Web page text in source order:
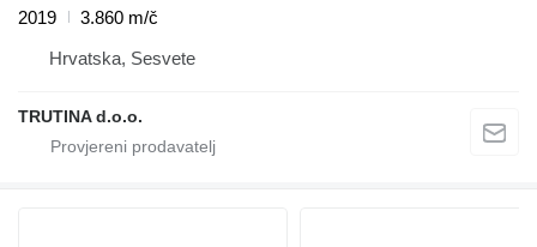
2019
3.860 m/č
Hrvatska, Sesvete
TRUTINA d.o.o.